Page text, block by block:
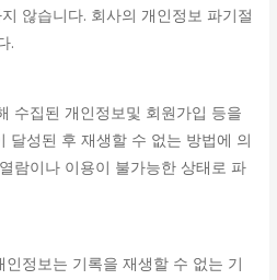
않습니다. 회사의 개인정보 파기절
.
수집된 개인정보및 회원가입 등을
달성된 후 재생할 수 없는 방법에 의
람이나 이용이 불가능한 상태로 파
정보는 기록을 재생할 수 없는 기